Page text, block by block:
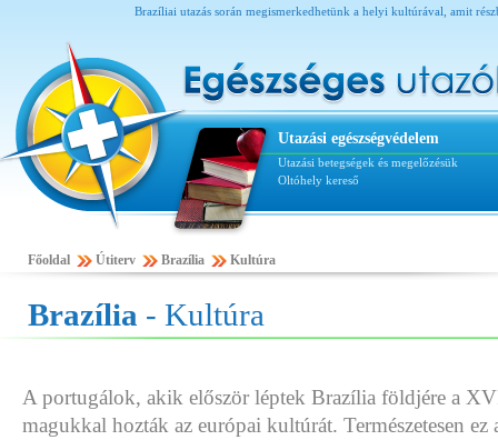
Brazíliai utazás során megismerkedhetünk a helyi kultúrával, amit
Utazási egészségvédelem
Utazási betegségek és megelőzésük
Oltóhely kereső
Főoldal Útiterv Brazília Kultúra
Brazília - Kultúra
A portugálok, akik először léptek Brazília földjére a
magukkal hozták az európai kultúrát. Természetesen ez